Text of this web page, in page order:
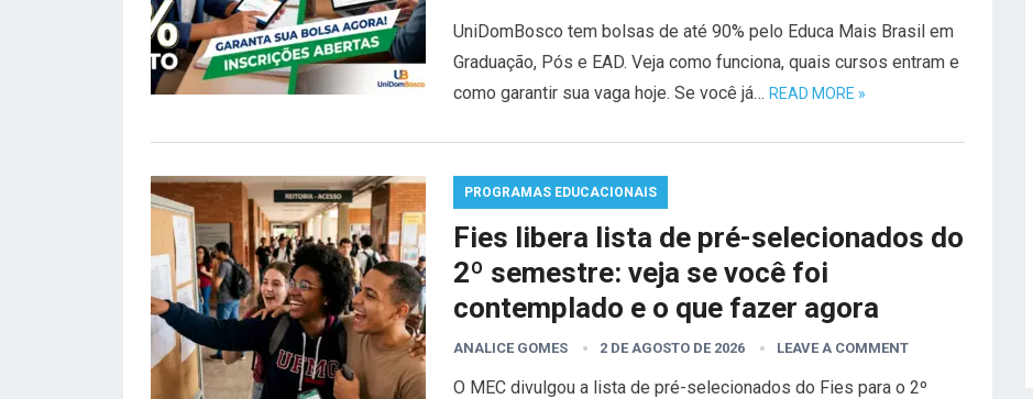
UniDomBosco tem bolsas de até 90% pelo Educa Mais Brasil em
Graduação, Pós e EAD. Veja como funciona, quais cursos entram e
como garantir sua vaga hoje. Se você já… READ MORE »
PROGRAMAS EDUCACIONAIS
Fies libera lista de pré-selecionados do
2º semestre: veja se você foi
contemplado e o que fazer agora
ANALICE GOMES 2 DE AGOSTO DE 2026 LEAVE A COMMENT
O MEC divulgou a lista de pré-selecionados do Fies para o 2º